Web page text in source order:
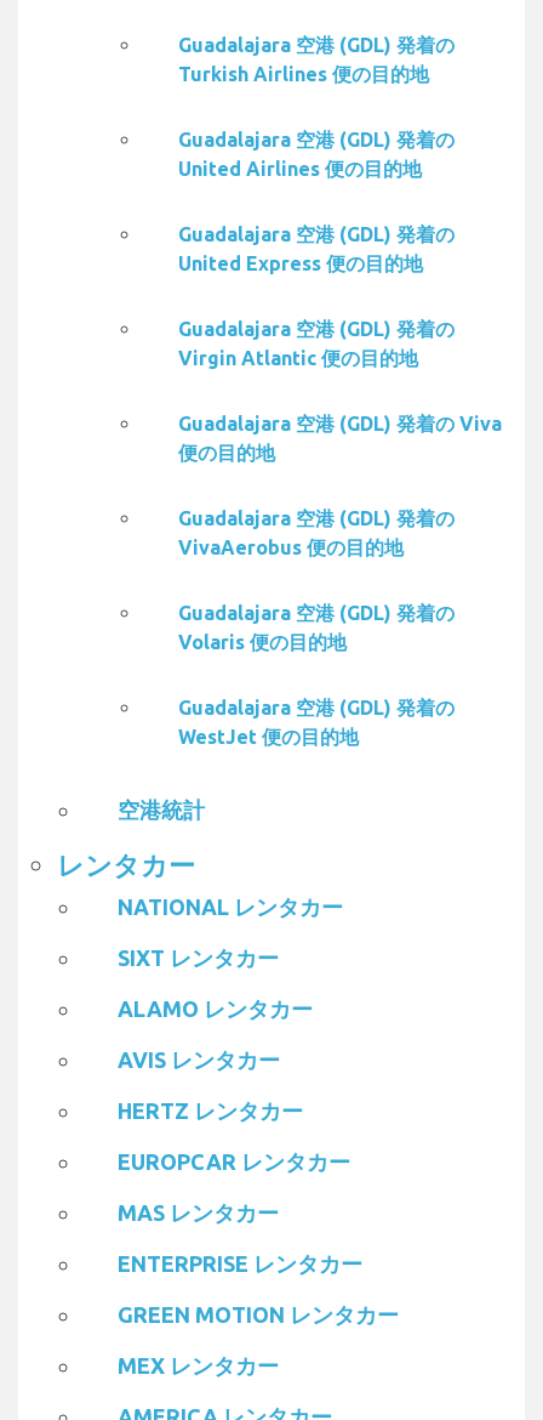
Guadalajara 空港 (GDL) 発着の
Turkish Airlines 便の目的地
Guadalajara 空港 (GDL) 発着の
United Airlines 便の目的地
Guadalajara 空港 (GDL) 発着の
United Express 便の目的地
Guadalajara 空港 (GDL) 発着の
Virgin Atlantic 便の目的地
Guadalajara 空港 (GDL) 発着の Viva
便の目的地
Guadalajara 空港 (GDL) 発着の
VivaAerobus 便の目的地
Guadalajara 空港 (GDL) 発着の
Volaris 便の目的地
Guadalajara 空港 (GDL) 発着の
WestJet 便の目的地
空港統計
レンタカー
NATIONAL レンタカー
SIXT レンタカー
ALAMO レンタカー
AVIS レンタカー
HERTZ レンタカー
EUROPCAR レンタカー
MAS レンタカー
ENTERPRISE レンタカー
GREEN MOTION レンタカー
MEX レンタカー